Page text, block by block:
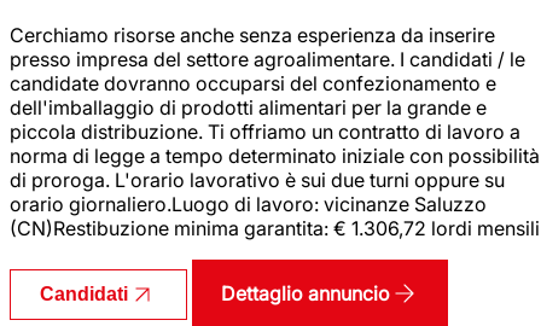
Cerchiamo risorse anche senza esperienza da inserire
presso impresa del settore agroalimentare. I candidati / le
candidate dovranno occuparsi del confezionamento e
dell'imballaggio di prodotti alimentari per la grande e
piccola distribuzione. Ti offriamo un contratto di lavoro a
norma di legge a tempo determinato iniziale con possibilità
di proroga. L'orario lavorativo è sui due turni oppure su
orario giornaliero.Luogo di lavoro: vicinanze Saluzzo
(CN)Restibuzione minima garantita: € 1.306,72 lordi mensili
Candidati Dettaglio annuncio